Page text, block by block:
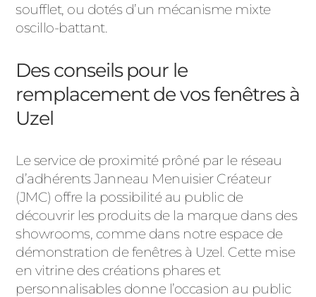
soufflet, ou dotés d’un mécanisme mixte
oscillo-battant.
Des conseils pour le
remplacement de vos fenêtres à
Uzel
Le service de proximité prôné par le réseau
d’adhérents Janneau Menuisier Créateur
(JMC) offre la possibilité au public de
découvrir les produits de la marque dans des
showrooms, comme dans notre espace de
démonstration de fenêtres à Uzel. Cette mise
en vitrine des créations phares et
personnalisables donne l’occasion au public